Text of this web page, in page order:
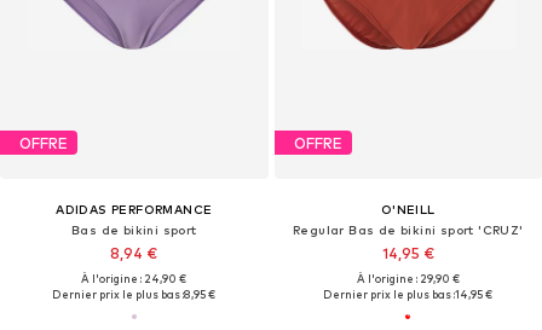
OFFRE
ADIDAS PERFORMANCE
Bas de bikini sport
8,94 €
À l'origine : 24,90 €
Dernier prix le plus bas :8,95 €
OFFRE
O'NEILL
Regular Bas de bikini sport 'CRUZ'
14,95 €
À l'origine : 29,90 €
Dernier prix le plus bas :14,95 €